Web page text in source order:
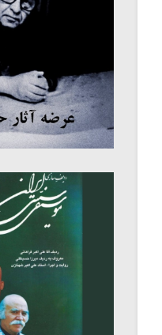
میکلوش روژا